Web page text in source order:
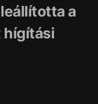
a
hígítási